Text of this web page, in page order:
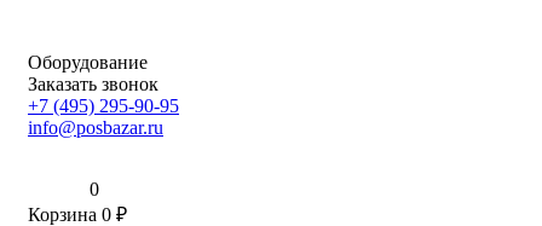
Оборудование
Заказать звонок
+7 (495) 295-90-95
info@posbazar.ru
0
Корзина 0 ₽